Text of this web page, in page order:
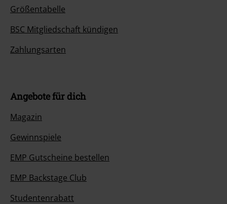
Größentabelle
BSC Mitgliedschaft kündigen
Zahlungsarten
Angebote für dich
Magazin
Gewinnspiele
EMP Gutscheine bestellen
EMP Backstage Club
Studentenrabatt